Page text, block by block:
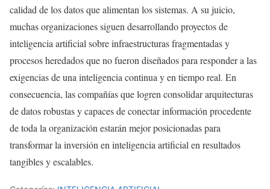
calidad de los datos que alimentan los sistemas. A su juicio,
muchas organizaciones siguen desarrollando proyectos de
inteligencia artificial sobre infraestructuras fragmentadas y
procesos heredados que no fueron diseñados para responder a las
exigencias de una inteligencia continua y en tiempo real. En
consecuencia, las compañías que logren consolidar arquitecturas
de datos robustas y capaces de conectar información procedente
de toda la organización estarán mejor posicionadas para
transformar la inversión en inteligencia artificial en resultados
tangibles y escalables.